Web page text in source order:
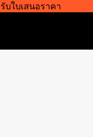
รับใบเสนอราคา